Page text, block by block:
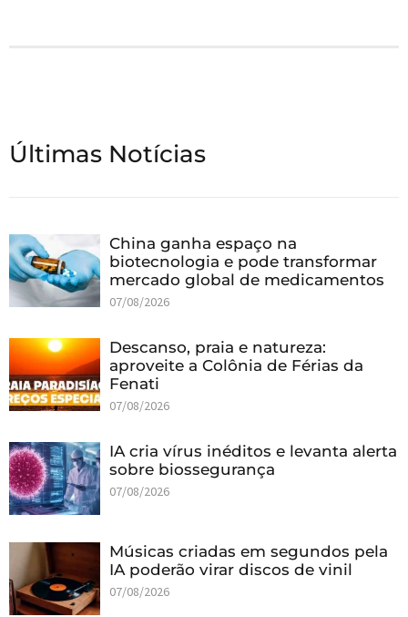
Últimas Notícias
China ganha espaço na
biotecnologia e pode transformar
mercado global de medicamentos
07/08/2026
Descanso, praia e natureza:
aproveite a Colônia de Férias da
Fenati
07/08/2026
IA cria vírus inéditos e levanta alerta
sobre biossegurança
07/08/2026
Músicas criadas em segundos pela
IA poderão virar discos de vinil
07/08/2026